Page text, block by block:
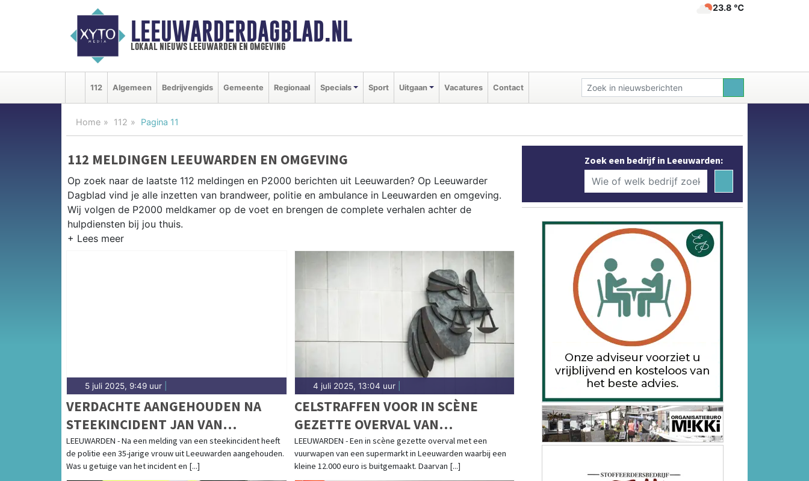
LEEUWARDERDAGBLAD.NL
lokaal nieuws leeuwarden en omgeving
23.8 ℃
112 Algemeen Bedrijvengids Gemeente Regionaal Specials Sport Uitgaan Vacatures Contact
Home 112 Pagina 11
112 MELDINGEN LEEUWARDEN EN OMGEVING
Op zoek naar de laatste 112 meldingen en P2000 berichten uit Leeuwarden? Op Leeuwarder
Dagblad vind je alle inzetten van brandweer, politie en ambulance in Leeuwarden en omgeving.
Wij volgen de P2000 meldkamer op de voet en brengen de complete verhalen achter de
hulpdiensten bij jou thuis.
Van incidenten op de A31 en de N31 tot meldingen in Leeuwarden-Noord, de Vrijheidswijk en
rondom de historische binnenstad met de Oldehove — onze redactie brengt het nieuws.
5 juli 2025, 9:49 uur
VERDACHTE AANGEHOUDEN NA
STEEKINCIDENT JAN VAN
SCORELSTRAAT
LEEUWARDEN - Na een melding van een steekincident heeft
de politie een 35-jarige vrouw uit Leeuwarden aangehouden.
Was u getuige van het incident en [...]
4 juli 2025, 13:04 uur|
CELSTRAFFEN VOOR IN SCÈNE
GEZETTE OVERVAL VAN
SUPERMARKT IN LEEUWARDEN
LEEUWARDEN - Een in scène gezette overval met een
vuurwapen van een supermarkt in Leeuwarden waarbij een
kleine 12.000 euro is buitgemaakt. Daarvan [...]
Zoek een bedrijf in Leeuwarden: